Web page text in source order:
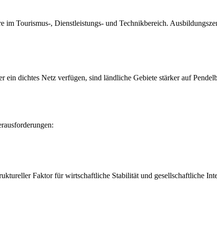
Tourismus-, Dienstleistungs- und Technikbereich.
dichtes Netz verfügen, sind ländliche Gebiete stärker auf
Faktor für wirtschaftliche Stabilität und gesellschaftliche